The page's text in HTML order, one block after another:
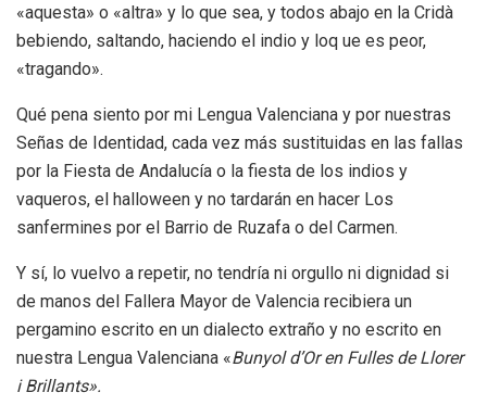
«aquesta» o «altra» y lo que sea, y todos abajo en la Cridà
bebiendo, saltando, haciendo el indio y loq ue es peor,
«tragando».
Qué pena siento por mi Lengua Valenciana y por nuestras
Señas de Identidad, cada vez más sustituidas en las fallas
por la Fiesta de Andalucía o la fiesta de los indios y
vaqueros, el halloween y no tardarán en hacer Los
sanfermines por el Barrio de Ruzafa o del Carmen.
Y sí, lo vuelvo a repetir, no tendría ni orgullo ni dignidad si
de manos del Fallera Mayor de Valencia recibiera un
pergamino escrito en un dialecto extraño y no escrito en
nuestra Lengua Valenciana «Bunyol d’Or en Fulles de Llorer
i Brillants».